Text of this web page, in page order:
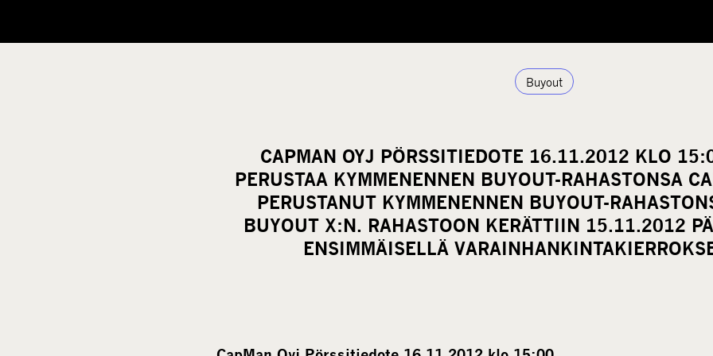
Buyout
CAPMAN OYJ PÖRSSITIEDOTE 16.11.2012 KLO
PERUSTAA KYMMENENNEN BUYOUT-RAHASTONSA
PERUSTANUT KYMMENENNEN BUYOUT-
BUYOUT X:N. RAHASTOON KERÄTTIIN 15.11.2012
ENSIMMÄISELLÄ